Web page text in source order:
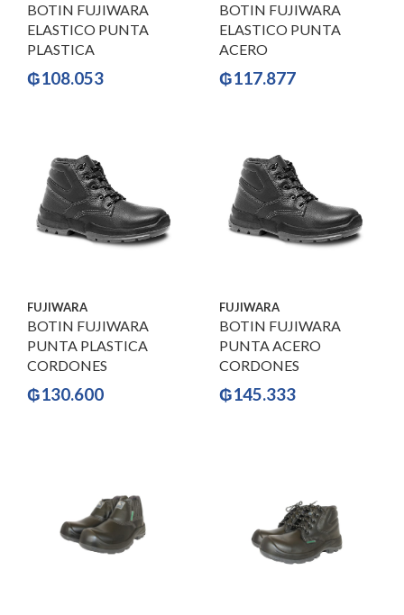
BOTIN FUJIWARA
ELASTICO PUNTA
PLASTICA
₲108.053
BOTIN FUJIWARA
ELASTICO PUNTA
ACERO
₲117.877
FUJIWARA
BOTIN FUJIWARA
PUNTA PLASTICA
CORDONES
₲130.600
FUJIWARA
BOTIN FUJIWARA
PUNTA ACERO
CORDONES
₲145.333